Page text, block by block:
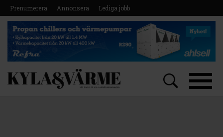
Prenumerera Annonsera Lediga jobb